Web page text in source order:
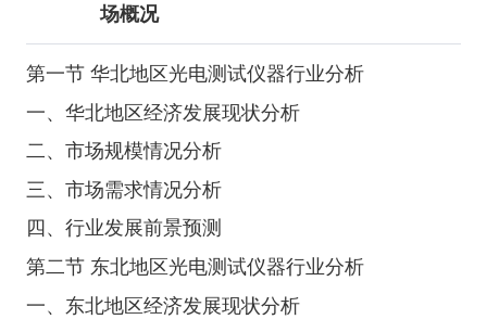
场概况
第一节 华北地区光电测试仪器行业分析
一、华北地区经济发展现状分析
二、市场规模情况分析
三、市场需求情况分析
四、行业发展前景预测
第二节 东北地区光电测试仪器行业分析
一、东北地区经济发展现状分析